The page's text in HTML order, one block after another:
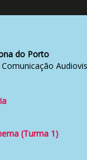
do Porto
(Turma 1)